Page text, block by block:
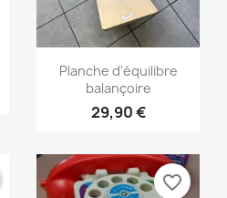
Aperçu rapide
Planche d'équilibre
balançoire
29,90 €
favorite_border